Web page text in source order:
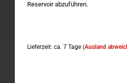
Reservoir abzuführen.
Lieferzeit: ca. 7 Tage (Ausland